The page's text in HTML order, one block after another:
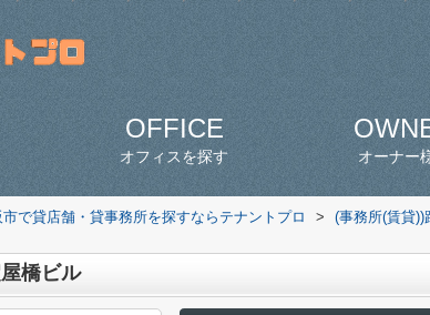
OFFICE
オフィスを探す オーナー
市で貸店舗・貸事務所を探すならテナントプロ > (事務所(賃貸))
橋ビル